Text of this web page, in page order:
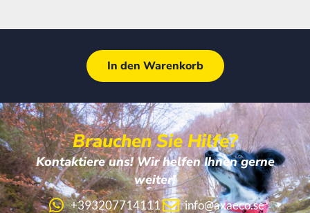
In den Warenkorb
Brauchen Sie Hilfe?
Kontaktiere uns! Wir helfen Ihnen gerne
weiter!
+393207714111 info@axaeco.se